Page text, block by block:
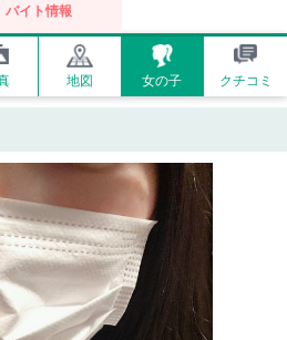
バイト情報
地図 女の子 クチコミ